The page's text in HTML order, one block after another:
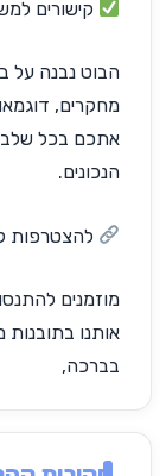
קישורים
הבוט נבנה על
מחקרים,
אתכם בכל שלב:
הנכונים.
להצטרפות
מוזמנים
אותנו
בברכה,